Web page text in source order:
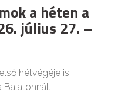
a héten a
július 27. –
hétvégéje is